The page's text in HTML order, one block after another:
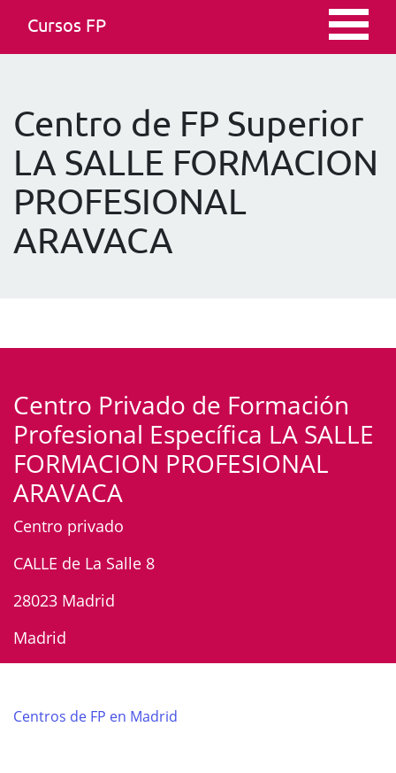
Cursos FP
Centro de FP Superior
LA SALLE FORMACION
PROFESIONAL
ARAVACA
Centro Privado de Formación
Profesional Específica LA SALLE
FORMACION PROFESIONAL
ARAVACA
Centro privado
CALLE de La Salle 8
28023 Madrid
Madrid
Centros de FP en Madrid